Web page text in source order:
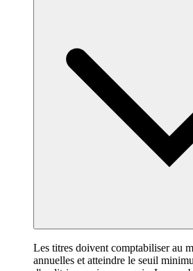
Les titres doivent comptabiliser au
annuelles et atteindre le seuil